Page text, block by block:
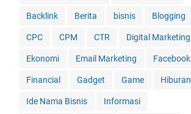
Backlink Berita bisnis Blogging
CPC CPM CTR Digital Marketing
Ekonomi Email Marketing Facebook
Financial Gadget Game Hiburan
Ide Nama Bisnis Informasi